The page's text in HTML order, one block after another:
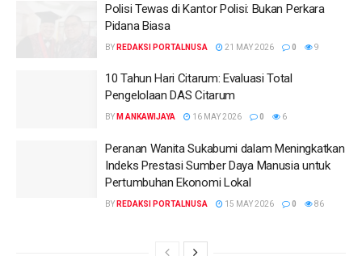
Polisi Tewas di Kantor Polisi: Bukan Perkara
Pidana Biasa
BY REDAKSI PORTALNUSA 21 MAY 2026 0 9
10 Tahun Hari Citarum: Evaluasi Total
Pengelolaan DAS Citarum
BY M ANKAWIJAYA 16 MAY 2026 0 6
Peranan Wanita Sukabumi dalam Meningkatkan
Indeks Prestasi Sumber Daya Manusia untuk
Pertumbuhan Ekonomi Lokal
BY REDAKSI PORTALNUSA 15 MAY 2026 0 86